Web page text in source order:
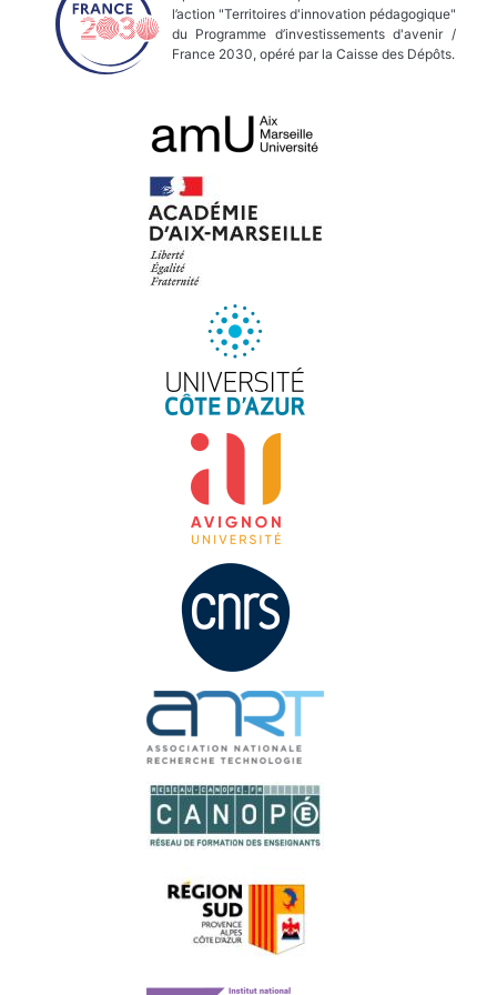
l’action "Territoires d'innovation pédagogique"
du Programme d’investissements d'avenir /
France 2030, opéré par la Caisse des Dépôts.